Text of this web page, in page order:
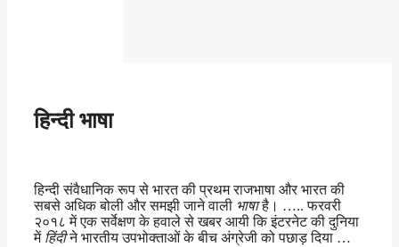
हिन्दी भाषा
हिन्दी संवैधानिक रूप से भारत की प्रथम राजभाषा और भारत की
सबसे अधिक बोली और समझी जाने वाली भाषाहै। ….. फरवरी
२०१८ में एक सर्वेक्षण के हवाले से खबर आयी कि इंटरनेट की दुनिया
में हिंदीने भारतीय उपभोक्ताओं के बीच अंग्रेजी को पछाड़ दिया …